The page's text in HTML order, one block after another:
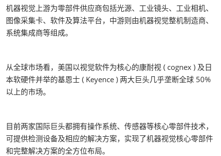
机器视觉上游为零部件供应商包括光源、工业镜头、工业相机、
图像采集卡、软件及算法平台，中游则由机器视觉整机制造商、
系统集成商等组成。
从全球市场看，美国以视觉软件为核心的康耐视 ( cognex ) 及日
本软硬件并举的基恩士 ( Keyence ) 两大巨头几乎垄断全球 50%
以上的市场。
目前两家国际巨头都拥有操作系统、传感器等核心零部件技术，
可提供检测设备及相应的解决方案，实现了机器视觉核心零部件
和完整解决方案的全方位布局。